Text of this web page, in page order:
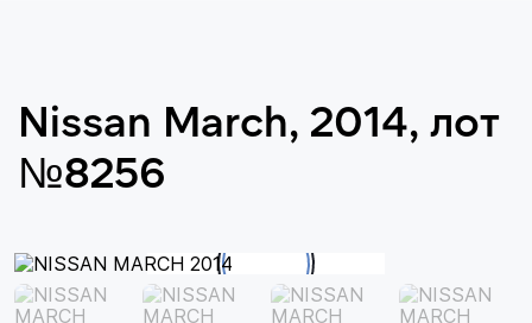
Nissan March, 2014, лот
№8256